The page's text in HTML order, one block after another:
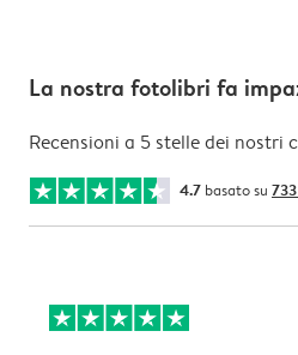
La nostra fotolibri fa
Recensioni a 5 stelle dei nostri
4.7 basato su